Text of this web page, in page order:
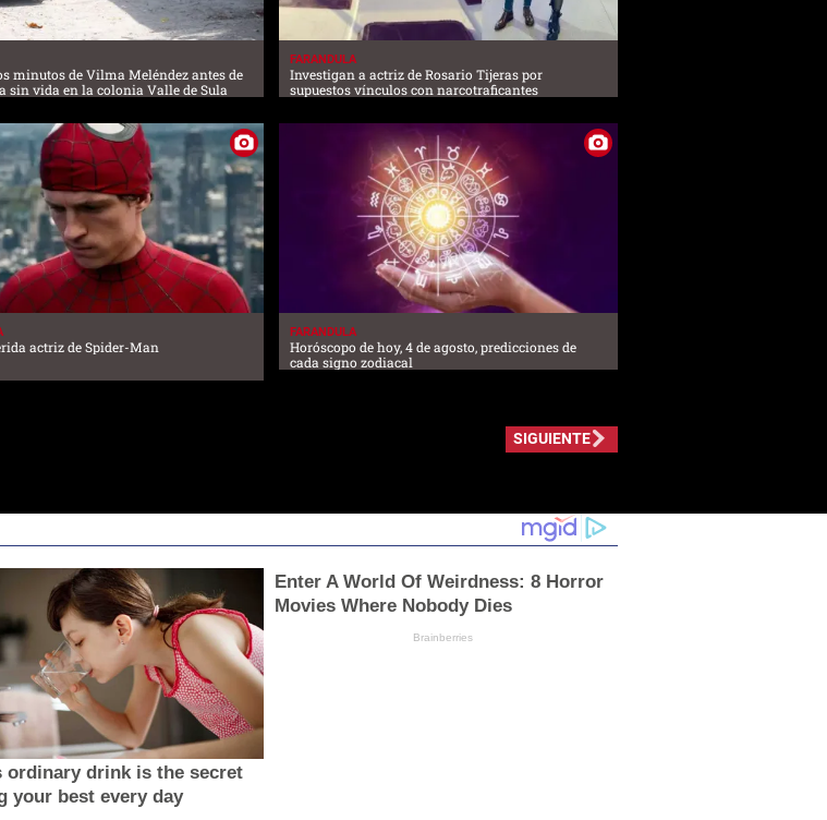
minutos de Vilma Meléndez antes de
sin vida en la colonia Valle de Sula
FARANDULA
Investigan a actriz de Rosario Tijeras por
supuestos vínculos con narcotraficantes
actriz de Spider-Man
FARANDULA
Horóscopo de hoy, 4 de agosto, predicciones de
cada signo zodiacal
SIGUIENTE
ordinary drink is the secret
your best every day
Enter A World Of Weirdness: 8 Horror
Movies Where Nobody Dies
Brainberries